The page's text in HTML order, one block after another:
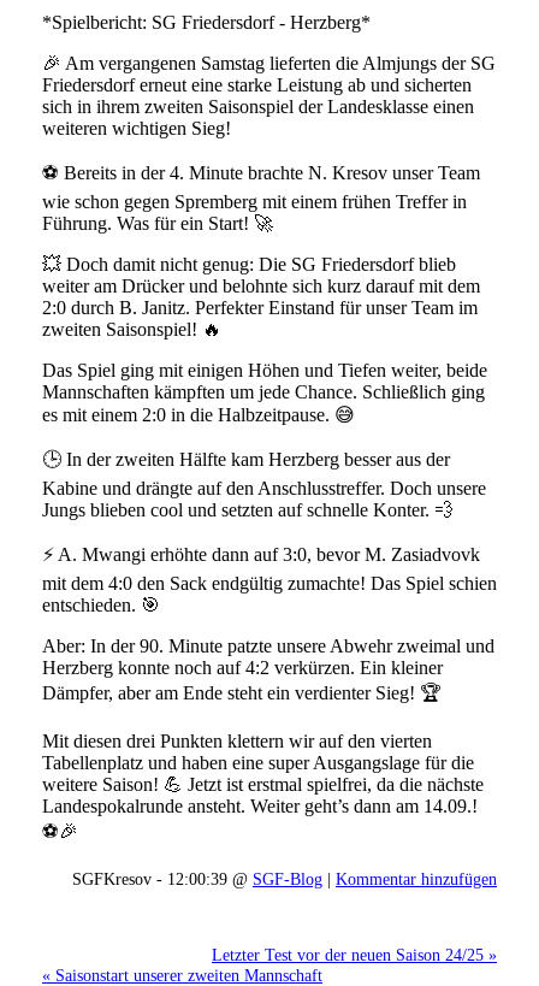
*Spielbericht: SG Friedersdorf - Herzberg*
🎉 Am vergangenen Samstag lieferten die Almjungs der SG
Friedersdorf erneut eine starke Leistung ab und sicherten
sich in ihrem zweiten Saisonspiel der Landesklasse einen
weiteren wichtigen Sieg!
⚽ Bereits in der 4. Minute brachte N. Kresov unser Team
wie schon gegen Spremberg mit einem frühen Treffer in
Führung. Was für ein Start! 🚀
💥 Doch damit nicht genug: Die SG Friedersdorf blieb
weiter am Drücker und belohnte sich kurz darauf mit dem
2:0 durch B. Janitz. Perfekter Einstand für unser Team im
zweiten Saisonspiel! 🔥
Das Spiel ging mit einigen Höhen und Tiefen weiter, beide
Mannschaften kämpften um jede Chance. Schließlich ging
es mit einem 2:0 in die Halbzeitpause. 😅
🕒 In der zweiten Hälfte kam Herzberg besser aus der
Kabine und drängte auf den Anschlusstreffer. Doch unsere
Jungs blieben cool und setzten auf schnelle Konter. 💨
⚡ A. Mwangi erhöhte dann auf 3:0, bevor M. Zasiadvovk
mit dem 4:0 den Sack endgültig zumachte! Das Spiel schien
entschieden. 🎯
Aber: In der 90. Minute patzte unsere Abwehr zweimal und
Herzberg konnte noch auf 4:2 verkürzen. Ein kleiner
Dämpfer, aber am Ende steht ein verdienter Sieg! 🏆
Mit diesen drei Punkten klettern wir auf den vierten
Tabellenplatz und haben eine super Ausgangslage für die
weitere Saison! 💪 Jetzt ist erstmal spielfrei, da die nächste
Landespokalrunde ansteht. Weiter geht’s dann am 14.09.!
⚽🎉
SGFKresov - 12:00:39 @ SGF-Blog | Kommentar hinzufügen
Letzter Test vor der neuen Saison 24/25 »
« Saisonstart unserer zweiten Mannschaft